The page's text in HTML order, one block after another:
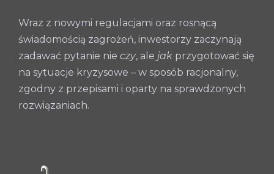
Wraz z nowymi regulacjami oraz rosnącą
świadomością zagrożeń, inwestorzy zaczynają
zadawać pytanie nie czy, ale jak przygotować się
na sytuacje kryzysowe – w sposób racjonalny,
zgodny z przepisami i oparty na sprawdzonych
rozwiązaniach.